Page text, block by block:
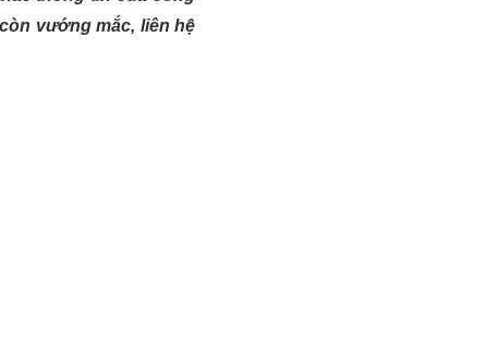
vướng mắc, liên hệ